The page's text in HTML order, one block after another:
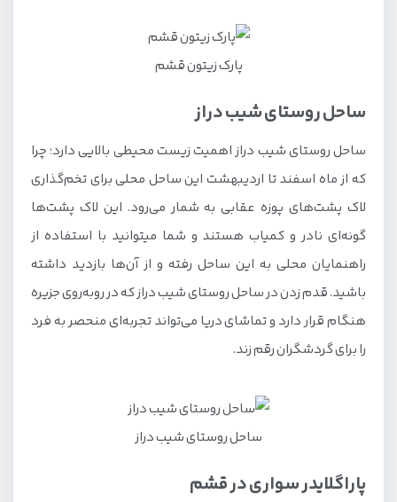
پارک زیتون قشم
ساحل روستای شیب دراز
ساحل روستای شیب دراز اهمیت زیست محیطی بالایی دارد؛ چرا
که از ماه اسفند تا اردیبهشت این ساحل محلی برای تخم‌گذاری
لاک پشت‌های پوزه عقابی به شمار می‌رود. این لاک پشت‌ها
گونه‌ای نادر و کمیاب هستند و شما میتوانید با استفاده از
راهنمایان محلی به این ساحل رفته و از آن‌ها بازدید داشته
باشید. قدم زدن در ساحل روستای شیب دراز که در روبه‌روی جزیره
هنگام قرار دارد و تماشای دریا می‌تواند تجربه‌ای منحصر به فرد
را برای گردشگران رقم زند.
ساحل روستای شیب دراز
پاراگلایدر سواری در قشم